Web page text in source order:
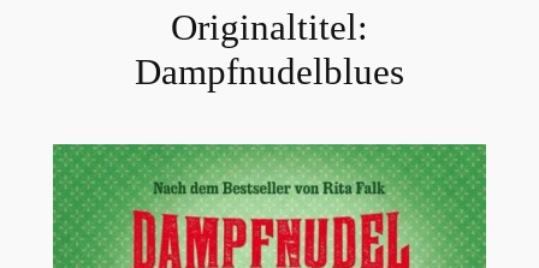
Originaltitel:
Dampfnudelblues